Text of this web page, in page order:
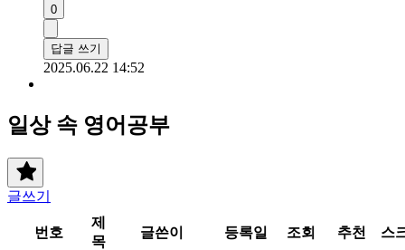
0
답글 쓰기
2025.06.22 14:52
일상 속 영어공부
글쓰기
번호
제
목
글쓴이 등록일 조회 추천 스